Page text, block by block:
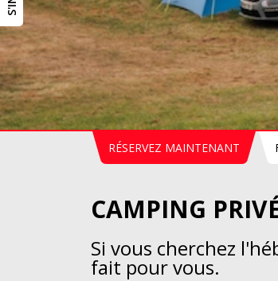
RÉSERVEZ MAINTENANT
CAMPING
Si vous cherchez
fait pour vous.